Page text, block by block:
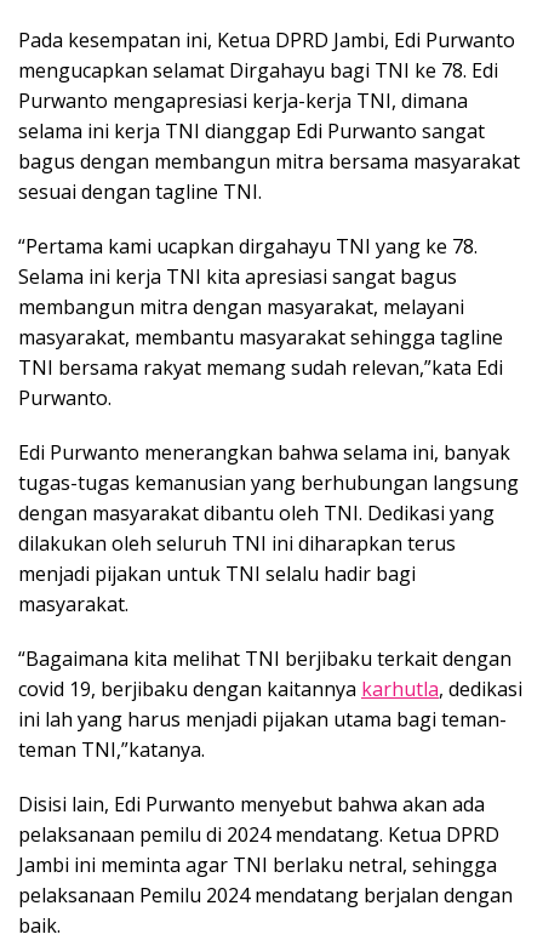
Pada kesempatan ini, Ketua DPRD Jambi, Edi Purwanto
mengucapkan selamat Dirgahayu bagi TNI ke 78. Edi
Purwanto mengapresiasi kerja-kerja TNI, dimana
selama ini kerja TNI dianggap Edi Purwanto sangat
bagus dengan membangun mitra bersama masyarakat
sesuai dengan tagline TNI.
“Pertama kami ucapkan dirgahayu TNI yang ke 78.
Selama ini kerja TNI kita apresiasi sangat bagus
membangun mitra dengan masyarakat, melayani
masyarakat, membantu masyarakat sehingga tagline
TNI bersama rakyat memang sudah relevan,”kata Edi
Purwanto.
Edi Purwanto menerangkan bahwa selama ini, banyak
tugas-tugas kemanusian yang berhubungan langsung
dengan masyarakat dibantu oleh TNI. Dedikasi yang
dilakukan oleh seluruh TNI ini diharapkan terus
menjadi pijakan untuk TNI selalu hadir bagi
masyarakat.
“Bagaimana kita melihat TNI berjibaku terkait dengan
covid 19, berjibaku dengan kaitannya karhutla, dedikasi
ini lah yang harus menjadi pijakan utama bagi teman-
teman TNI,”katanya.
Disisi lain, Edi Purwanto menyebut bahwa akan ada
pelaksanaan pemilu di 2024 mendatang. Ketua DPRD
Jambi ini meminta agar TNI berlaku netral, sehingga
pelaksanaan Pemilu 2024 mendatang berjalan dengan
baik.